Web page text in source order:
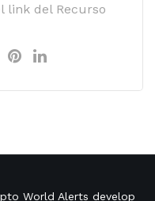
link del Recurso
World Alerts develop